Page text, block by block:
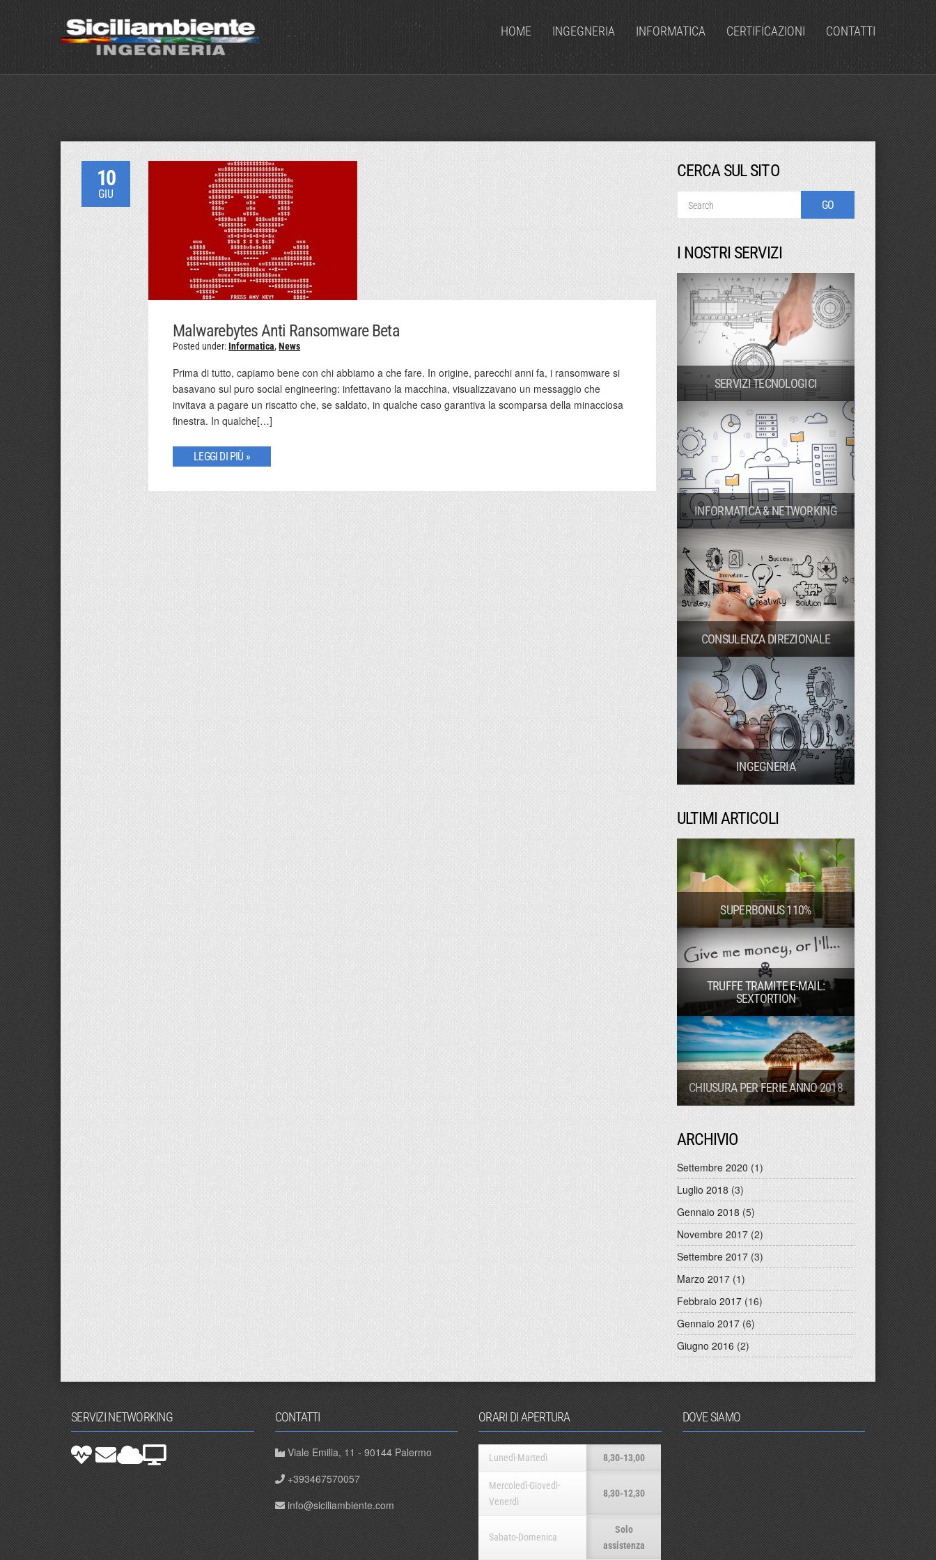
HOME INGEGNERIA INFORMATICA CERTIFICAZIONI CONTATTI
10
GIU
Malwarebytes Anti Ransomware Beta
Posted under:Informatica,News
Prima di tutto, capiamo bene con chi abbiamo a che fare. In origine, parecchi anni fa, i ransomware si
basavano sul puro social engineering: infettavano la macchina, visualizzavano un messaggio che
invitava a pagare un riscatto che, se saldato, in qualche caso garantiva la scomparsa della minacciosa
finestra. In qualche[…]
LEGGI DI PIÙ »
CERCA SUL SITO
I NOSTRI SERVIZI
SERVIZI TECNOLOGICI
INFORMATICA & NETWORKING
CONSULENZA DIREZIONALE
INGEGNERIA
ULTIMI ARTICOLI
SUPERBONUS 110%
TRUFFE TRAMITE E-MAIL:
SEXTORTION
CHIUSURA PER FERIE ANNO 2018
ARCHIVIO
Settembre 2020 (1)
Luglio 2018 (3)
Gennaio 2018 (5)
Novembre 2017 (2)
Settembre 2017 (3)
Marzo 2017 (1)
Febbraio 2017 (16)
Gennaio 2017 (6)
Giugno 2016 (2)
SERVIZI NETWORKING CONTATTI
Viale Emilia, 11 - 90144 Palermo
+393467570057
info@siciliambiente.com
ORARI DI APERTURA
Lunedì-Martedì 8,30-13,00
Mercoledì-Giovedì-
Venerdì
8,30-12,30
Sabato-Domenica
Solo
assistenza
DOVE SIAMO